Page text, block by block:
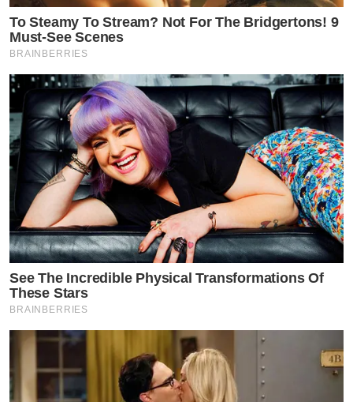
To Steamy To Stream? Not For The Bridgertons! 9
Must-See Scenes
BRAINBERRIES
See The Incredible Physical Transformations Of
These Stars
BRAINBERRIES